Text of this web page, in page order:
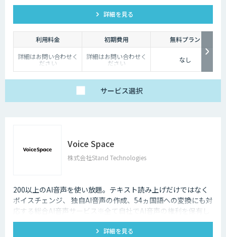
すれば、AI対応できるもの、人の対応が必要なものを把握する
詳細を見る
利用料金 初期費用
無料プラン
詳細はお問い合わせく
ださい
詳細はお問い合わせく
ださい なし
サービス選択
Voice Space
株式会社Stand Technologies
200以上のAI音声を使い放題。テキスト読み上げだけではなく
ボイスチェンジ、 独自AI音声の作成、54ヵ国語への変換にも対
応する総合AI音声サービス※全て自社でAI音声の権利を保有し
ているサービスに限る。自社調べ
詳細を見る